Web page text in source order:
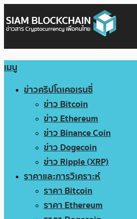
เมนู
ข่าวคริปโตเคอเรนซี่
ข่าว Bitcoin
ข่าว Ethereum
ข่าว Binance Coin
ข่าว Dogecoin
ข่าว Ripple (XRP)
ราคาและการวิเคราะห์
ราคา Bitcoin
ราคา Ethereum